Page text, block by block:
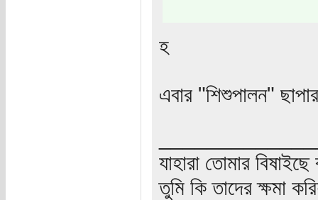
হ
এবার "শিশুপালন"
যাহারা তোমার
তুমি কি তাদের ক্ষমা